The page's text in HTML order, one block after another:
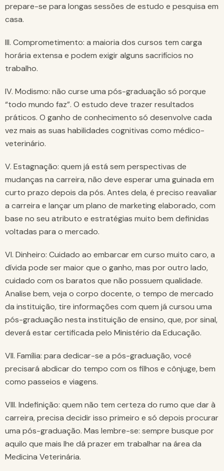
prepare-se para longas sessões de estudo e pesquisa em
casa.
III. Comprometimento: a maioria dos cursos tem carga
horária extensa e podem exigir alguns sacrifícios no
trabalho.
IV. Modismo: não curse uma pós-graduação só porque
“todo mundo faz”. O estudo deve trazer resultados
práticos. O ganho de conhecimento só desenvolve cada
vez mais as suas habilidades cognitivas como médico-
veterinário.
V. Estagnação: quem já está sem perspectivas de
mudanças na carreira, não deve esperar uma guinada em
curto prazo depois da pós. Antes dela, é preciso reavaliar
a carreira e lançar um plano de marketing elaborado, com
base no seu atributo e estratégias muito bem definidas
voltadas para o mercado.
VI. Dinheiro: Cuidado ao embarcar em curso muito caro, a
dívida pode ser maior que o ganho, mas por outro lado,
cuidado com os baratos que não possuem qualidade.
Analise bem, veja o corpo docente, o tempo de mercado
da instituição, tire informações com quem já cursou uma
pós-graduação nesta instituição de ensino, que, por sinal,
deverá estar certificada pelo Ministério da Educação.
VII. Família: para dedicar-se a pós-graduação, você
precisará abdicar do tempo com os filhos e cônjuge, bem
como passeios e viagens.
VIII. Indefinição: quem não tem certeza do rumo que dar à
carreira, precisa decidir isso primeiro e só depois procurar
uma pós-graduação. Mas lembre-se: sempre busque por
aquilo que mais lhe dá prazer em trabalhar na área da
Medicina Veterinária.